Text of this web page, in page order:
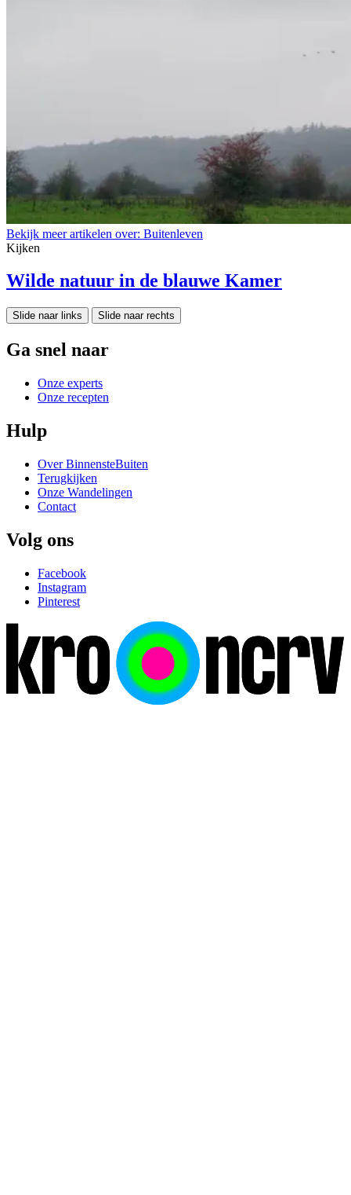
Bekijk meer artikelen over: Buitenleven
Kijken
Wilde natuur in de blauwe Kamer
Slide naar links Slide naar rechts
Ga snel naar
Onze experts
Onze recepten
Hulp
Over BinnensteBuiten
Terugkijken
Onze Wandelingen
Contact
Volg ons
Facebook
Instagram
Pinterest